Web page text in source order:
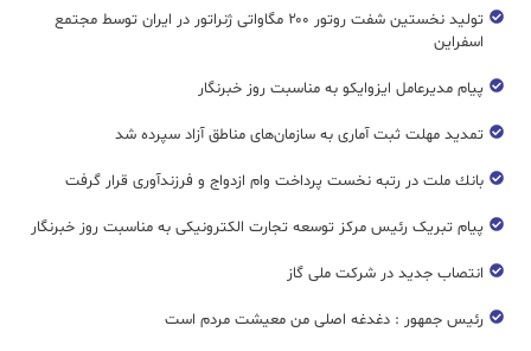
تولید نخستین شفت روتور ۲۰۰ مگاواتی ژنراتور در ایران توسط مجتمع
اسفراین
پیام مدیرعامل ایزوایکو به مناسبت روز خبرنگار
تمدید مهلت ثبت آماری به سازمان‌های مناطق آزاد سپرده شد
بانك ملت در رتبه نخست پرداخت وام ازدواج و فرزندآوری قرار گرفت
پیام تبریک رئیس مرکز توسعه تجارت الکترونیکی به مناسبت روز خبرنگار
انتصاب جدید در شرکت ملی گاز
رئیس جمهور : دغدغه اصلی من معیشت مردم است